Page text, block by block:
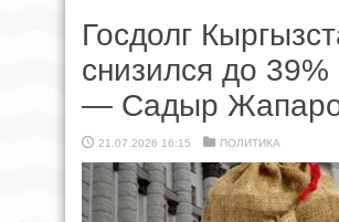
Госдолг
снизился до
— Садыр
21.07.2026 16:15 ПОЛИТИКА